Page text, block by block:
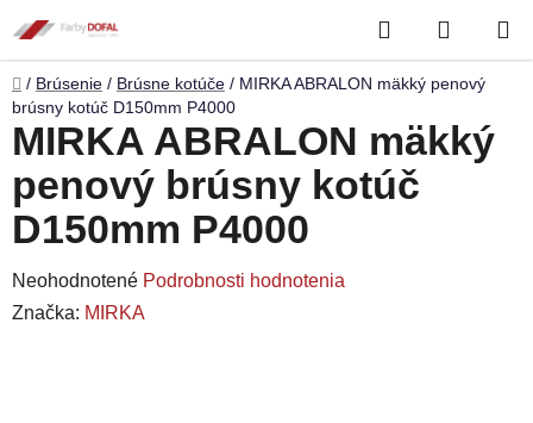
na
obsah
Hľadať
KOŠÍK
Domov
/ Brúsenie / Brúsne kotúče / MIRKA ABRALON mäkký penový
brúsny kotúč D150mm P4000
MIRKA ABRALON mäkký
penový brúsny kotúč
D150mm P4000
Priemerné
hodnotenie
Neohodnotené Podrobnosti hodnotenia
Značka: MIRKA